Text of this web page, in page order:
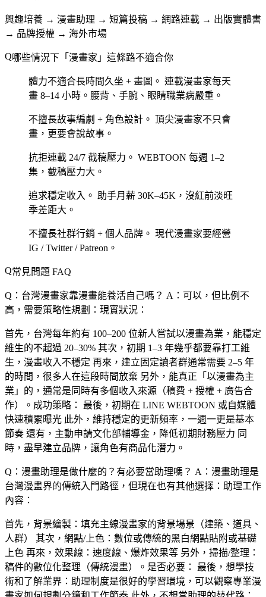
興趣培養 → 漫畫助理 → 短篇投稿 → 網路連載 → 出版實體書
→ 品牌授權 → 海外市場
哪些情況下「漫畫家」這條路不適合你
體力不適合長時間久坐 + 畫圖。 連載漫畫家每天
畫 8–14 小時。腰背、手腕、眼睛職業病嚴重。
不擅長故事編劇 + 角色設計。 頂尖漫畫家不只會
畫，更要會說故事。
抗拒連載 24/7 截稿壓力。 WEBTOON 每週 1–2
集，截稿壓力大。
追求穩定收入。 助手月薪 30K–45K，沒紅前淡旺
季差距大。
不擅長社群行銷 + 個人品牌。 現代漫畫家要經營
IG / Twitter / Patreon。
常見問題 FAQ
Q：台灣漫畫家靠漫畫能養活自己嗎？ A：可以，但比例不
高，需要策略性規劃：現實狀況：
首先，台灣每年約有 100–200 位新人嘗試以漫畫為業，能穩定
維生的不超過 20–30% 其次，初期 1–3 年幾乎都要靠打工維
生，漫畫收入不穩定 再來，建立固定讀者群通常需要 2–5 年
的時間，很多人在這段時間放棄 另外，能真正「以漫畫為主
業」的，通常是同時有多個收入來源（稿費 + 授權 + 廣告合
作）。成功策略： 最後，初期在 LINE WEBTOON 或自媒體
快速積累曝光 此外，維持穩定的更新頻率，一週一更是基本
節奏 還有，主動申請文化部輔導金，降低初期財務壓力 同
時，盡早建立品牌，讓角色有商品化潛力。
Q：漫畫助理是做什麼的？有必要當助理嗎？ A：漫畫助理是
台灣漫畫界的傳統入門路徑，但現在也有其他選擇：助理工作
內容：
首先， 背景繪製 ：填充主線漫畫家的背景場景（建築、道具、
人群） 其次， 網點/上色 ：數位或傳統的黑白網點貼附或基礎
上色 再來， 效果線 ：速度線、爆炸效果等 另外， 掃描/整理 ：
稿件的數位化整理（傳統漫畫）。是否必要： 最後，想學技
術和了解業界：助理制度是很好的學習環境，可以觀察專業漫